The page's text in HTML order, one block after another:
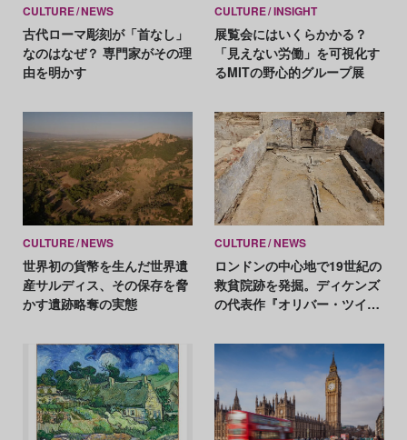
CULTURE NEWS
古代ローマ彫刻が「首なし」
なのはなぜ？ 専門家がその理
由を明かす
CULTURE INSIGHT
展覧会にはいくらかかる？
「見えない労働」を可視化す
るMITの野心的グループ展
CULTURE NEWS
世界初の貨幣を生んだ世界遺
産サルディス、その保存を脅
かす遺跡略奪の実態
CULTURE NEWS
ロンドンの中心地で19世紀の
救貧院跡を発掘。ディケンズ
の代表作『オリバー・ツイス